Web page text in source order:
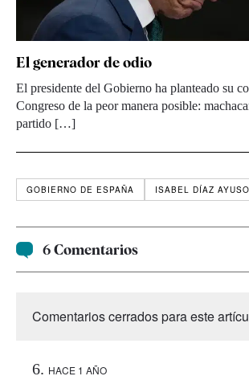
El generador de odio
El presidente del Gobierno ha planteado su
Congreso de la peor manera posible:
partido […]
GOBIERNO DE ESPAÑA ISABEL DÍAZ AYUSO
6 Comentarios
Comentarios cerrados para este
HACE 1 AÑO